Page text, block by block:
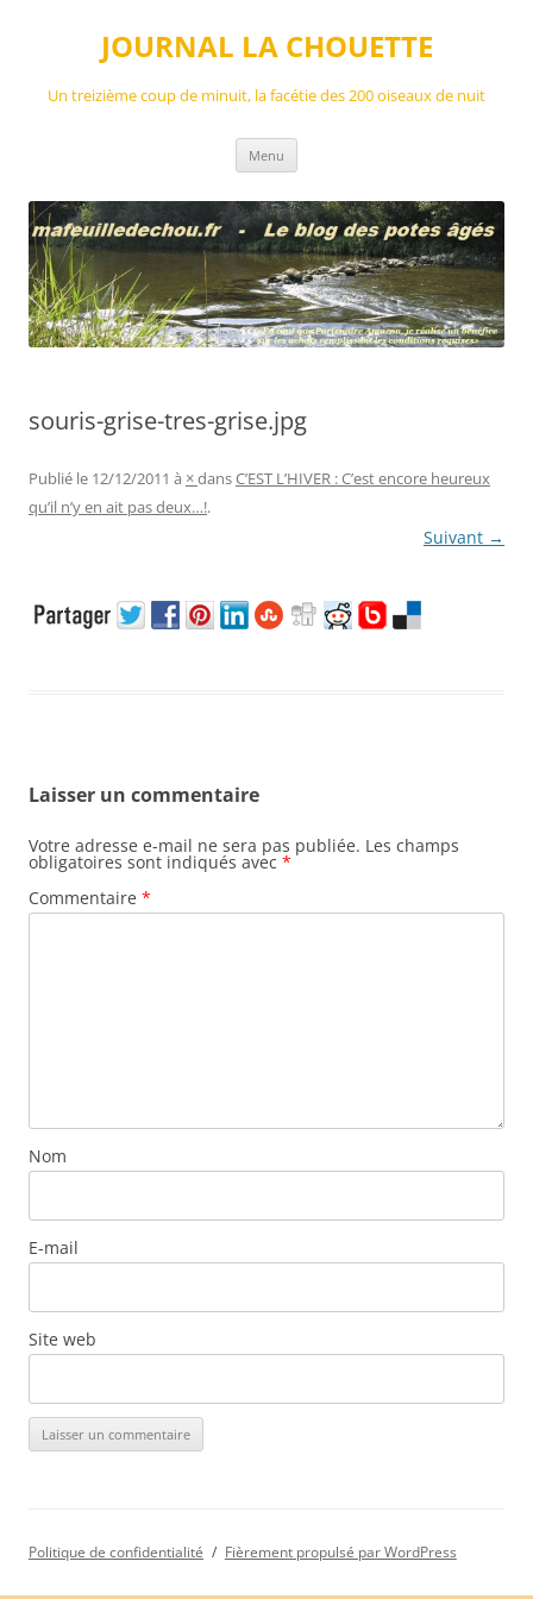
JOURNAL LA CHOUETTE
Un treizième coup de minuit, la facétie des 200 oiseaux de nuit
Menu
souris-grise-tres-grise.jpg
Publié le 12/12/2011 à ×dansC’EST L’HIVER : C’est encore heureux
qu’il n’y en ait pas deux…!.
Suivant →
Laisser un commentaire
Votre adresse e-mail ne sera pas publiée. Les champs
obligatoires sont indiqués avec *
Commentaire *
Nom
E-mail
Site web
Politique de confidentialité Fièrement propulsé par WordPress